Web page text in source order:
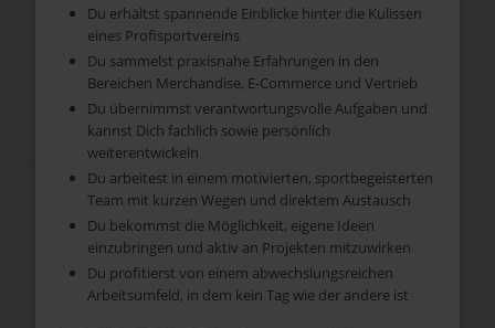
Du erhältst spannende Einblicke hinter die Kulissen
eines Profisportvereins
Du sammelst praxisnahe Erfahrungen in den
Bereichen Merchandise, E-Commerce und Vertrieb
Du übernimmst verantwortungsvolle Aufgaben und
kannst Dich fachlich sowie persönlich
weiterentwickeln
Du arbeitest in einem motivierten, sportbegeisterten
Team mit kurzen Wegen und direktem Austausch
Du bekommst die Möglichkeit, eigene Ideen
einzubringen und aktiv an Projekten mitzuwirken
Du profitierst von einem abwechslungsreichen
Arbeitsumfeld, in dem kein Tag wie der andere ist